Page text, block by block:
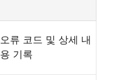
오류 코드 및 상세 내
용 기록